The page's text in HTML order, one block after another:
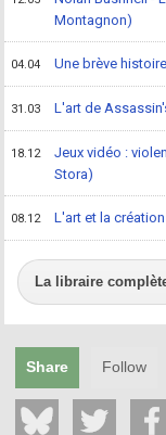
Montagnon)
04.04 Une brève
31.03 L'art de
18.12
Jeux vidéo :
Stora)
08.12 L'art et la
La libraire
Share Follow